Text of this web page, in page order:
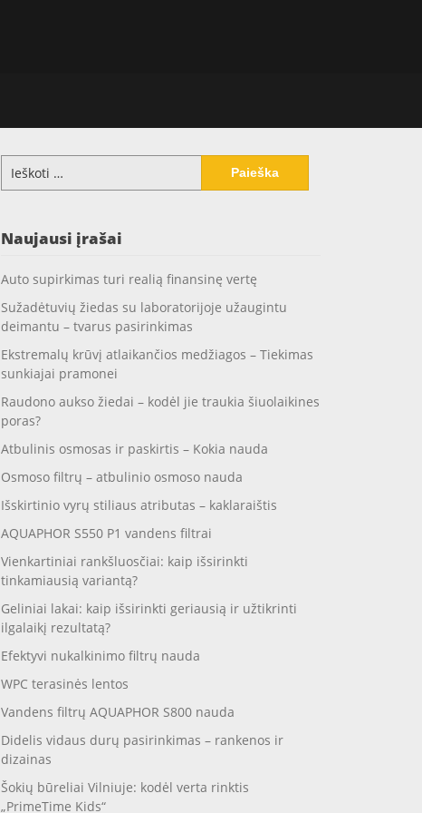
Ieškoti:
Naujausi įrašai
Auto supirkimas turi realią finansinę vertę
Sužadėtuvių žiedas su laboratorijoje užaugintu
deimantu – tvarus pasirinkimas
Ekstremalų krūvį atlaikančios medžiagos – Tiekimas
sunkiajai pramonei
Raudono aukso žiedai – kodėl jie traukia šiuolaikines
poras?
Atbulinis osmosas ir paskirtis – Kokia nauda
Osmoso filtrų – atbulinio osmoso nauda
Išskirtinio vyrų stiliaus atributas – kaklaraištis
AQUAPHOR S550 P1 vandens filtrai
Vienkartiniai rankšluosčiai: kaip išsirinkti
tinkamiausią variantą?
Geliniai lakai: kaip išsirinkti geriausią ir užtikrinti
ilgalaikį rezultatą?
Efektyvi nukalkinimo filtrų nauda
WPC terasinės lentos
Vandens filtrų AQUAPHOR S800 nauda
Didelis vidaus durų pasirinkimas – rankenos ir
dizainas
Šokių būreliai Vilniuje: kodėl verta rinktis
„PrimeTime Kids“